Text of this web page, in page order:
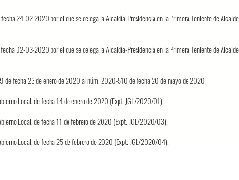
24-02-2020 por el que se delega la Alcaldía-Presidencia en la Primera Teniente de Alcalde
02-03-2020 por el que se delega la Alcaldía-Presidencia en la Primera Teniente de Alcalde
de fecha 23 de enero de 2020 al núm. 2020-510 de fecha 20 de mayo de 2020.
Local, de fecha 14 de enero de 2020 (Expt. JGL/2020/01).
Local, de fecha 11 de febrero de 2020 (Expt. JGL/2020/03).
Local, de fecha 25 de febrero de 2020 (Expt. JGL/2020/04).